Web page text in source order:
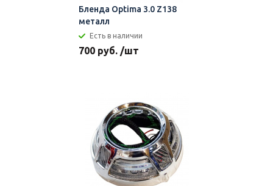
Бленда Optima 3.0 Z138
металл
Есть в наличии
700 руб. /шт